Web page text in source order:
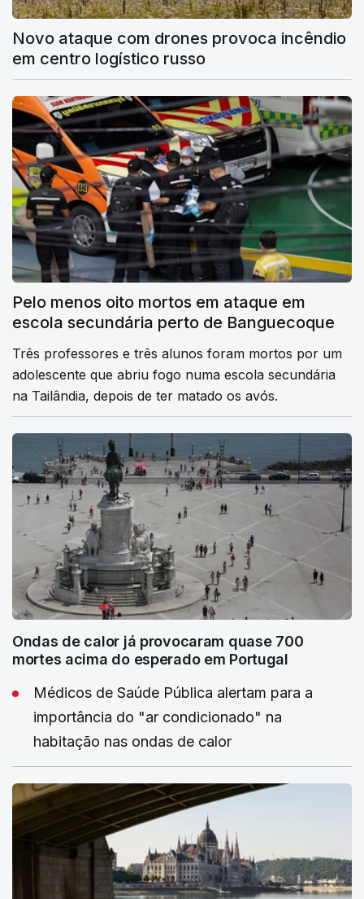
Novo ataque com drones provoca incêndio
em centro logístico russo
Pelo menos oito mortos em ataque em
escola secundária perto de Banguecoque
Três professores e três alunos foram mortos por um
adolescente que abriu fogo numa escola secundária
na Tailândia, depois de ter matado os avós.
Ondas de calor já provocaram quase 700
mortes acima do esperado em Portugal
Médicos de Saúde Pública alertam para a
importância do "ar condicionado" na
habitação nas ondas de calor